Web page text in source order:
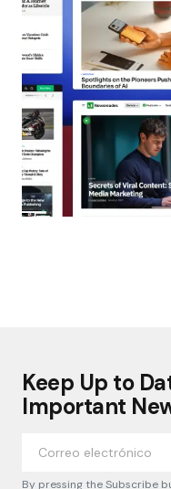
Keep Up to
Important
By pressing the Subscribe